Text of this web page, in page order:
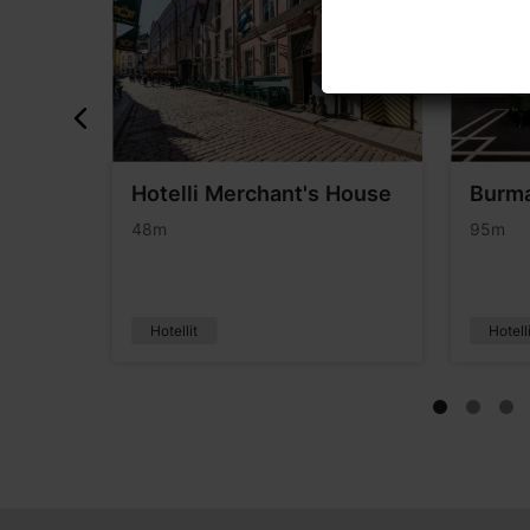
Hotelli Merchant's House
48m
Hotellit
95m